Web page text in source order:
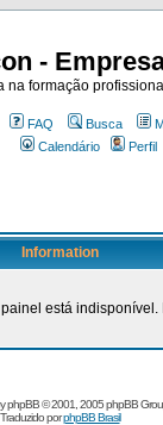
-
formação
FAQ Busca
Calendário
Perfil
Information
está indisponível.
phpBB© 2001, 2005 phpBB
Traduzido porphpBB Brasil